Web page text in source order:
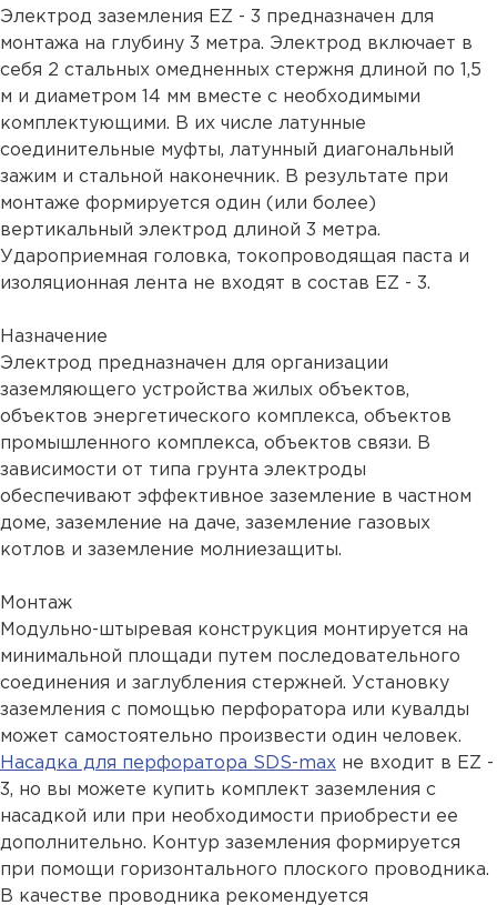
Электрод заземления EZ - 3 предназначен для
монтажа на глубину 3 метра. Электрод включает в
себя 2 стальных омедненных стержня длиной по 1,5
м и диаметром 14 мм вместе с необходимыми
комплектующими. В их числе латунные
соединительные муфты, латунный диагональный
зажим и стальной наконечник. В результате при
монтаже формируется один (или более)
вертикальный электрод длиной 3 метра.
Удароприемная головка, токопроводящая паста и
изоляционная лента не входят в состав EZ - 3.
Назначение
Электрод предназначен для организации
заземляющего устройства жилых объектов,
объектов энергетического комплекса, объектов
промышленного комплекса, объектов связи. В
зависимости от типа грунта электроды
обеспечивают эффективное заземление в частном
доме, заземление на даче, заземление газовых
котлов и заземление молниезащиты.
Монтаж
Модульно-штыревая конструкция монтируется на
минимальной площади путем последовательного
соединения и заглубления стержней. Установку
заземления с помощью перфоратора или кувалды
может самостоятельно произвести один человек.
Насадка для перфоратора SDS-max не входит в EZ -
3, но вы можете купить комплект заземления с
насадкой или при необходимости приобрести ее
дополнительно. Контур заземления формируется
при помощи горизонтального плоского проводника.
В качестве проводника рекомендуется